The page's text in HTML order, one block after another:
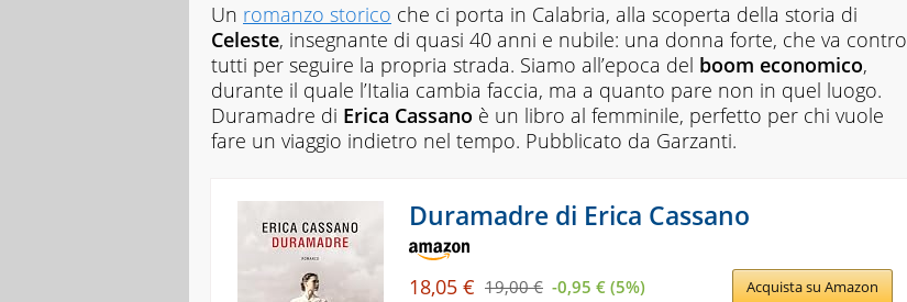
Un romanzo storico che ci porta in Calabria, alla scoperta della storia di
Celeste, insegnante di quasi 40 anni e nubile: una donna forte, che va contro
tutti per seguire la propria strada. Siamo all’epoca del boom economico,
durante il quale l’Italia cambia faccia, ma a quanto pare non in quel luogo.
Duramadre di Erica Cassano è un libro al femminile, perfetto per chi vuole
fare un viaggio indietro nel tempo. Pubblicato da Garzanti.
Duramadre di Erica Cassano
18,05 € 19,00 € -0,95 € (5%) Acquista su Amazon